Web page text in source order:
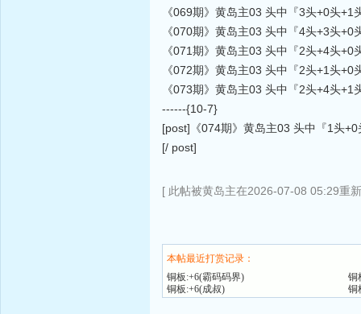
《069期》黄岛主03 头中『3头+0头+1
《070期》黄岛主03 头中『4头+3头+0
《071期》黄岛主03 头中『2头+4头+0
《072期》黄岛主03 头中『2头+1头+0
《073期》黄岛主03 头中『2头+4头+1
------{10-7}
[post]《074期》黄岛主03 头中『1头
[/ post]
[ 此帖被黄岛主在2026-07-08 05:29重
本帖最近打赏记录：
铜板:+6(霸码码界)
铜
铜板:+6(成叔)
铜